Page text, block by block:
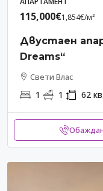
115,000€1,854€/м²
Двустаен
Dreams“
Свети Влас
1 1 62